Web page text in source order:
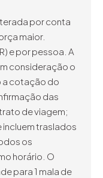
por conta
maior.
e por pessoa. A
consideração o
a cotação do
das
de viagem;
incluem traslados
os
horário. O
para 1 mala de